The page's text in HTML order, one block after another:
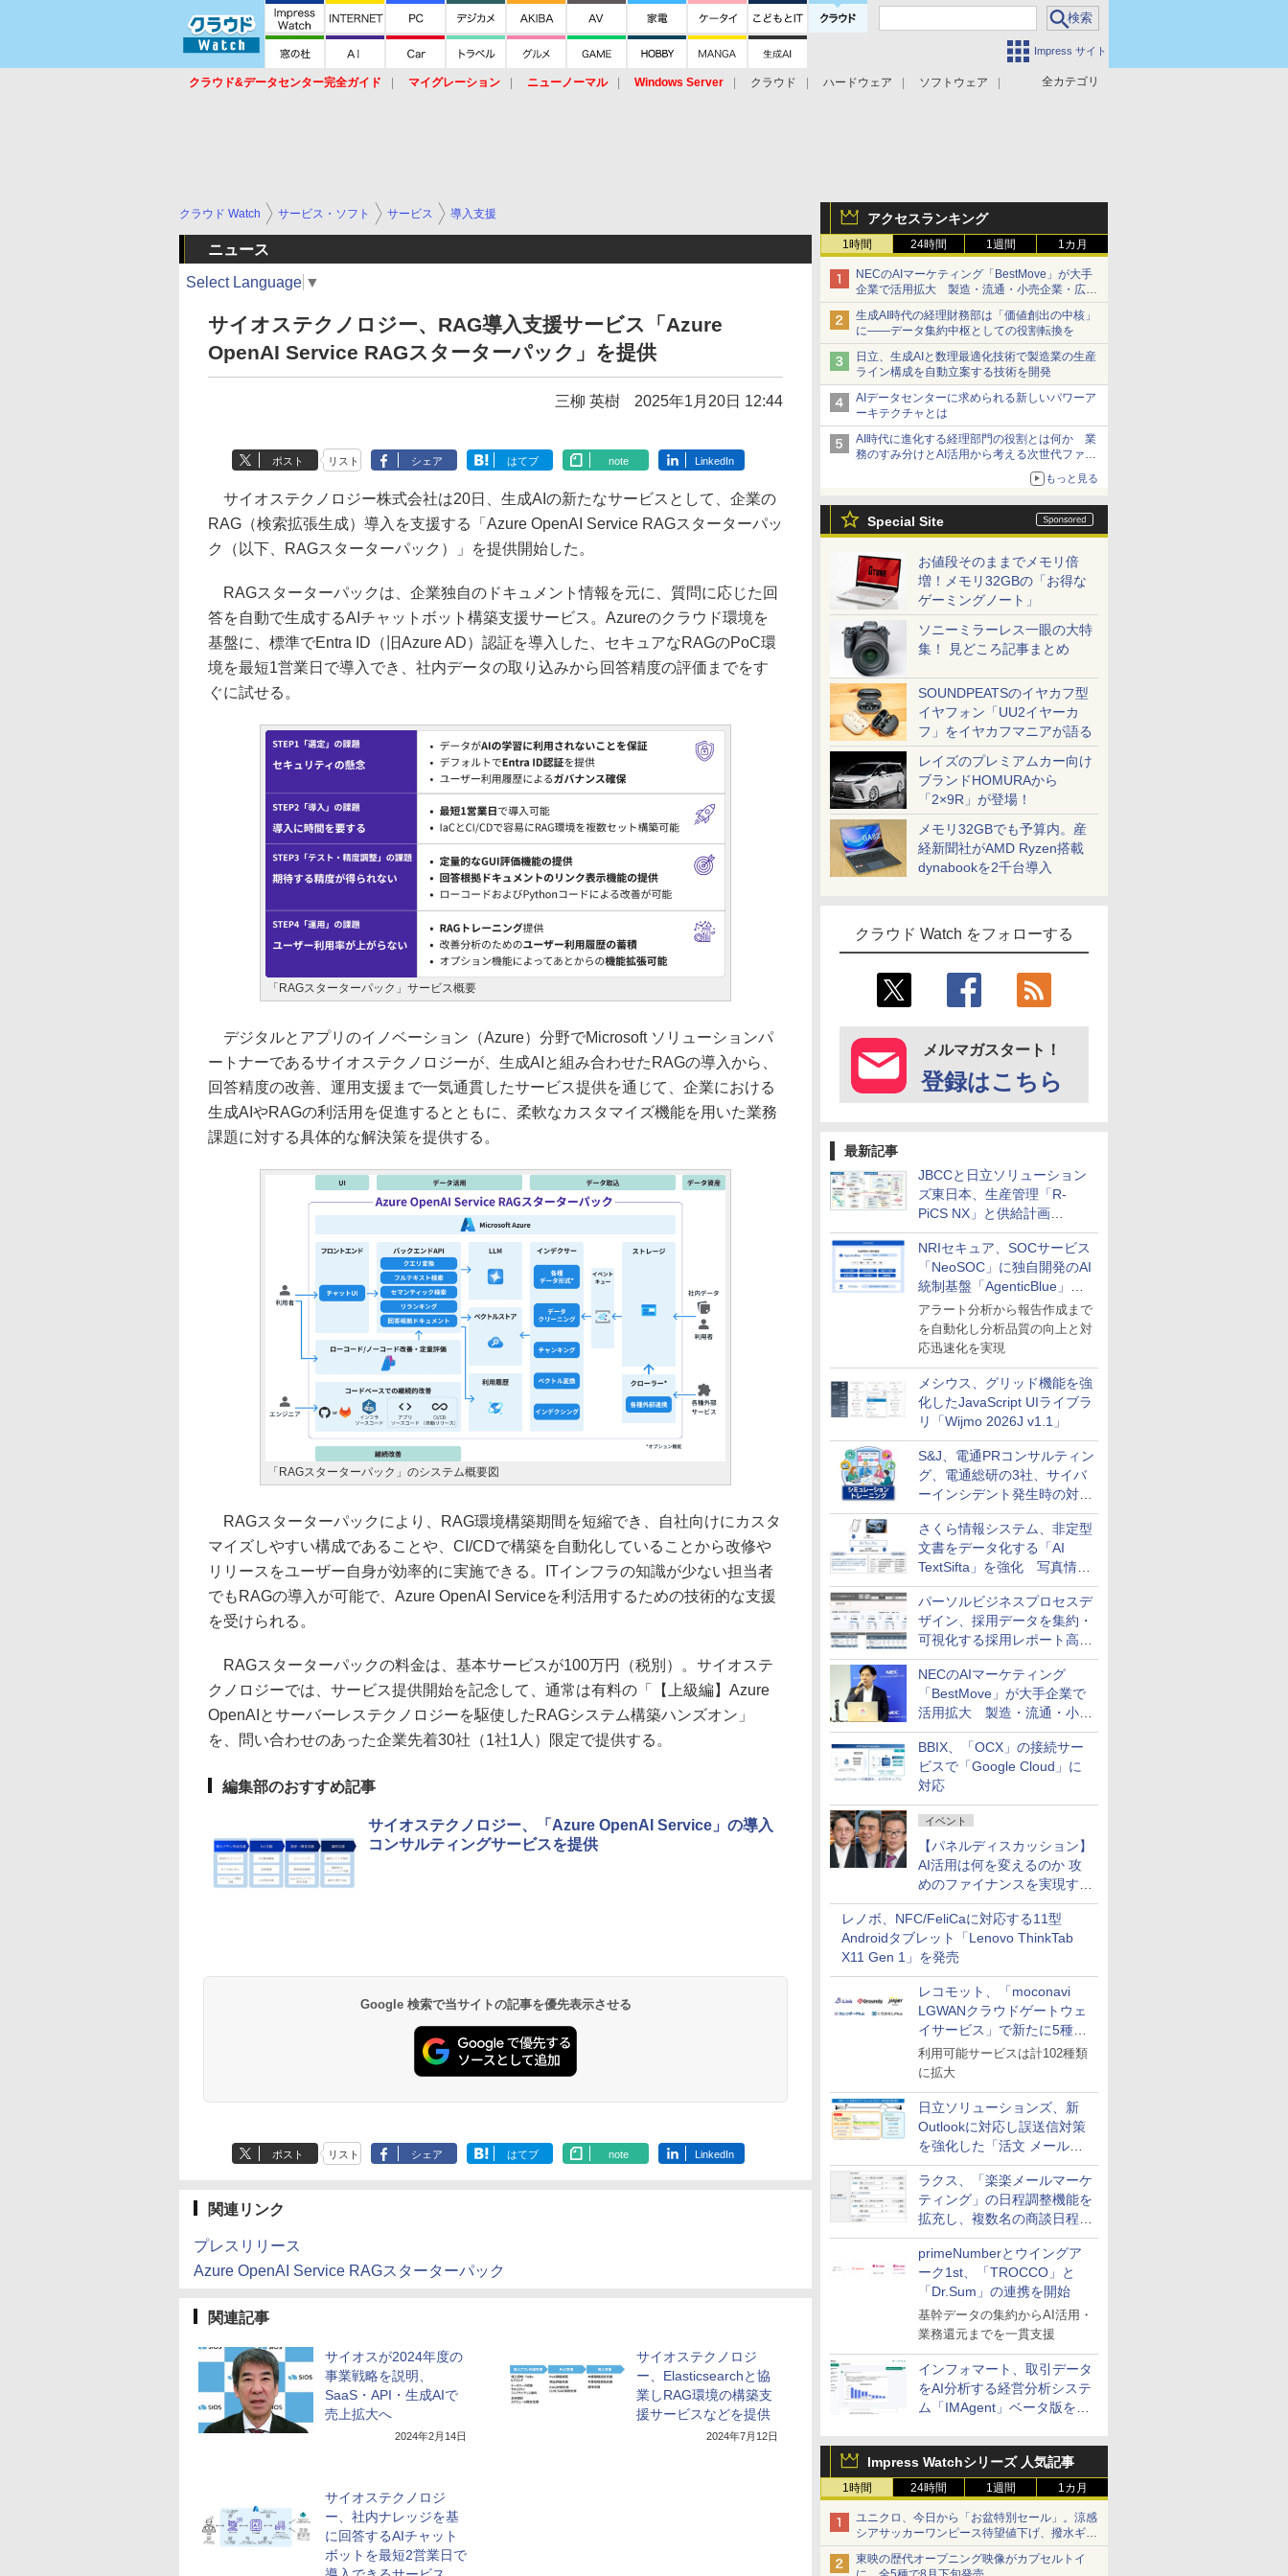
Impress サイト
全カテゴリ
クラウド&データセンター完全ガイド マイグレーション ニューノーマル Windows Server クラウド ハードウェア
ソフトウェア
アクセスランキング
1時間 24時間 1週間 1カ月
NECのAIマーケティング「BestMove」が大手
企業で活用拡大 製造・流通・小売企業・広告
代理店などが実装フェーズへ
生成AI時代の経理財務部は「価値創出の中核」
に――データ集約中枢としての役割転換を
日立、生成AIと数理最適化技術で製造業の生産
ライン構成を自動立案する技術を開発
AIデータセンターに求められる新しいパワーア
ーキテクチャとは
AI時代に進化する経理部門の役割とは何か 業
務のすみ分けとAI活用から考える次世代ファイ
もっと見る
Special Site
お値段そのままでメモリ倍
増！メモリ32GBの「お得な
ゲーミングノート」
ソニーミラーレス一眼の大特
集！ 見どころ記事まとめ
SOUNDPEATSのイヤカフ型
イヤフォン「UU2イヤーカ
フ」をイヤカフマニアが語る
レイズのプレミアムカー向け
ブランドHOMURAから
「2×9R」が登場！
メモリ32GBでも予算内。産
経新聞社がAMD Ryzen搭載
dynabookを2千台導入
クラウド Watch をフォローする
メルマガスタート！
登録はこちら
最新記事
JBCCと日立ソリューション
ズ東日本、生産管理「R-
PiCS NX」と供給計画
「scSQUARE ISP」の連携サ
ービスを提供開始
NRIセキュア、SOCサービス
「NeoSOC」に独自開発のAI
統制基盤「AgenticBlue」を
導入
アラート分析から報告作成まで
を自動化し分析品質の向上と対
応迅速化を実現
メシウス、グリッド機能を強
化したJavaScript UIライブラ
リ「Wijmo 2026J v1.1」
S&J、電通PRコンサルティン
グ、電通総研の3社、サイバ
ーインシデント発生時の対応
と危機管理広報を一体的に訓
練するプログラムを提供
さくら情報システム、非定型
文書をデータ化する「AI
TextSifta」を強化 写真情報
のデータ化などに対応
パーソルビジネスプロセスデ
ザイン、採用データを集約・
可視化する採用レポート高速
化サービスを提供
NECのAIマーケティング
「BestMove」が大手企業で
活用拡大 製造・流通・小売
企業・広告代理店などが実装
フェーズへ
BBIX、「OCX」の接続サー
ビスで「Google Cloud」に
対応
イベント
【パネルディスカッション】
AI活用は何を変えるのか 攻
めのファイナンスを実現する
業務設計とマインドセット変
革
レノボ、NFC/FeliCaに対応する11型
Androidタブレット「Lenovo ThinkTab
X11 Gen 1」を発売
レコモット、「moconavi
LGWANクラウドゲートウェ
イサービス」で新たに5種類
のサービスと連携開始
利用可能サービスは計102種類
に拡大
日立ソリューションズ、新
Outlookに対応し誤送信対策
を強化した「活文 メール誤
送信防止アドインサービス」
を提供
ラクス、「楽楽メールマーケ
ティング」の日程調整機能を
拡充し、複数名の商談日程調
整を効率化
primeNumberとウイングア
ーク1st、「TROCCO」と
「Dr.Sum」の連携を開始
基幹データの集約からAI活用・
業務還元までを一貫支援
インフォマート、取引データ
をAI分析する経営分析システ
ム「IMAgent」ベータ版を提
Impress Watchシリーズ 人気記事
1時間 24時間 1週間 1カ月
ユニクロ、今日から「お盆特別セール」。涼感
シアサッカーワンピース待望値下げ、撥水ギア
ショーツは1990円に
東映の歴代オープニング映像がカプセルトイ
クラウド Watch サービス・ソフト サービス 導入支援
ニュース
Select Language ▼
サイオステクノロジー、RAG導入支援サービス「Azure
OpenAI Service RAGスターターパック」を提供
三柳 英樹 2025年1月20日 12:44
ポスト リスト シェア はてブ note LinkedIn
サイオステクノロジー株式会社は20日、生成AIの新たなサービスとして、企業の
RAG（検索拡張生成）導入を支援する「Azure OpenAI Service RAGスターターパッ
ク（以下、RAGスターターパック）」を提供開始した。
RAGスターターパックは、企業独自のドキュメント情報を元に、質問に応じた回
答を自動で生成するAIチャットボット構築支援サービス。Azureのクラウド環境を
基盤に、標準でEntra ID（旧Azure AD）認証を導入した、セキュアなRAGのPoC環
境を最短1営業日で導入でき、社内データの取り込みから回答精度の評価までをす
ぐに試せる。
「RAGスターターパック」サービス概要
デジタルとアプリのイノベーション（Azure）分野でMicrosoft ソリューションパ
ートナーであるサイオステクノロジーが、生成AIと組み合わせたRAGの導入から、
回答精度の改善、運用支援まで一気通貫したサービス提供を通じて、企業における
生成AIやRAGの利活用を促進するとともに、柔軟なカスタマイズ機能を用いた業務
課題に対する具体的な解決策を提供する。
「RAGスターターパック」のシステム概要図
RAGスターターパックにより、RAG環境構築期間を短縮でき、自社向けにカスタ
マイズしやすい構成であることや、CI/CDで構築を自動化していることから改修や
リリースをユーザー自身が効率的に実施できる。ITインフラの知識が少ない担当者
でもRAGの導入が可能で、Azure OpenAI Serviceを利活用するための技術的な支援
を受けられる。
RAGスターターパックの料金は、基本サービスが100万円（税別）。サイオステ
クノロジーでは、サービス提供開始を記念して、通常は有料の「【上級編】Azure
OpenAIとサーバーレステクノロジーを駆使したRAGシステム構築ハンズオン」
を、問い合わせのあった企業先着30社（1社1人）限定で提供する。
編集部のおすすめ記事
サイオステクノロジー、「Azure OpenAI Service」の導入
コンサルティングサービスを提供
Google 検索で当サイトの記事を優先表示させる
ポスト リスト シェア はてブ note LinkedIn
関連リンク
プレスリリース
Azure OpenAI Service RAGスターターパック
関連記事
サイオスが2024年度の
事業戦略を説明、
SaaS・API・生成AIで
売上拡大へ
2024年2月14日
サイオステクノロジ
ー、Elasticsearchと協
業しRAG環境の構築支
援サービスなどを提供
2024年7月12日
サイオステクノロジ
ー、社内ナレッジを基
に回答するAIチャット
ボットを最短2営業日で